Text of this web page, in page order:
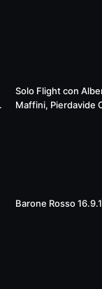
Solo Flight con
Maffini, Pierdavide
Barone Rosso